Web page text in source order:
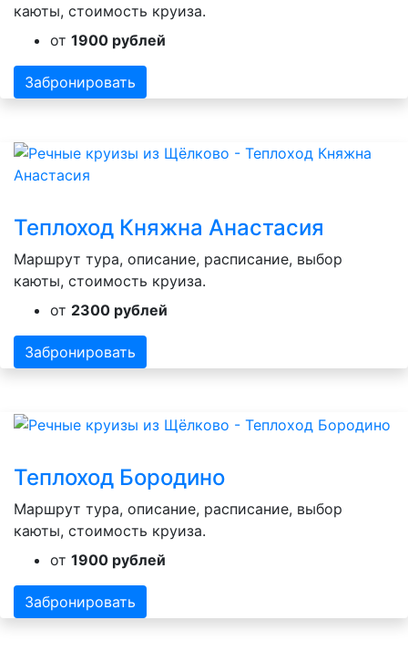
каюты, стоимость круиза.
от 1900 рублей
Забронировать
Теплоход Княжна Анастасия
Маршрут тура, описание, расписание, выбор
каюты, стоимость круиза.
от 2300 рублей
Забронировать
Теплоход Бородино
Маршрут тура, описание, расписание, выбор
каюты, стоимость круиза.
от 1900 рублей
Забронировать